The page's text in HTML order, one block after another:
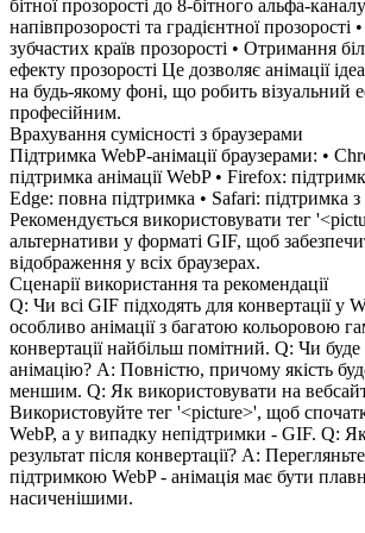
бітної прозорості до 8-бітного альфа-
напівпрозорості та градієнтної прозорості
зубчастих країв прозорості • Отримання
ефекту прозорості Це дозволяє анімації
на будь-якому фоні, що робить візуальний
професійним.
Врахування сумісності з браузерами
Підтримка WebP-анімації браузерами: •
підтримка анімації WebP • Firefox:
Edge: повна підтримка • Safari: підтримка
Рекомендується використовувати тег
альтернативи у форматі GIF, щоб
відображення у всіх браузерах.
Сценарії використання та рекомендації
Q: Чи всі GIF підходять для конвертації у
особливо анімації з багатою кольоровою
конвертації найбільш помітний. Q: Чи
анімацію? A: Повністю, причому якість
меншим. Q: Як використовувати на
Використовуйте тег '<picture>', щоб
WebP, а у випадку непідтримки - GIF. Q:
результат після конвертації? A:
підтримкою WebP - анімація має бути
насиченішими.